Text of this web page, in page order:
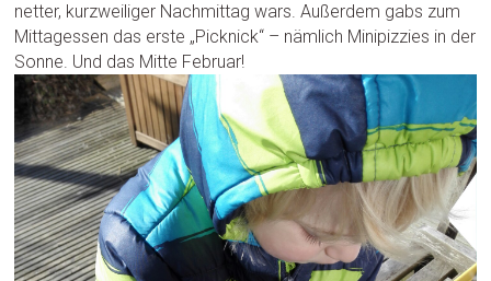
netter, kurzweiliger Nachmittag wars. Außerdem gabs zum
Mittagessen das erste „Picknick“ – nämlich Minipizzies in der
Sonne. Und das Mitte Februar!